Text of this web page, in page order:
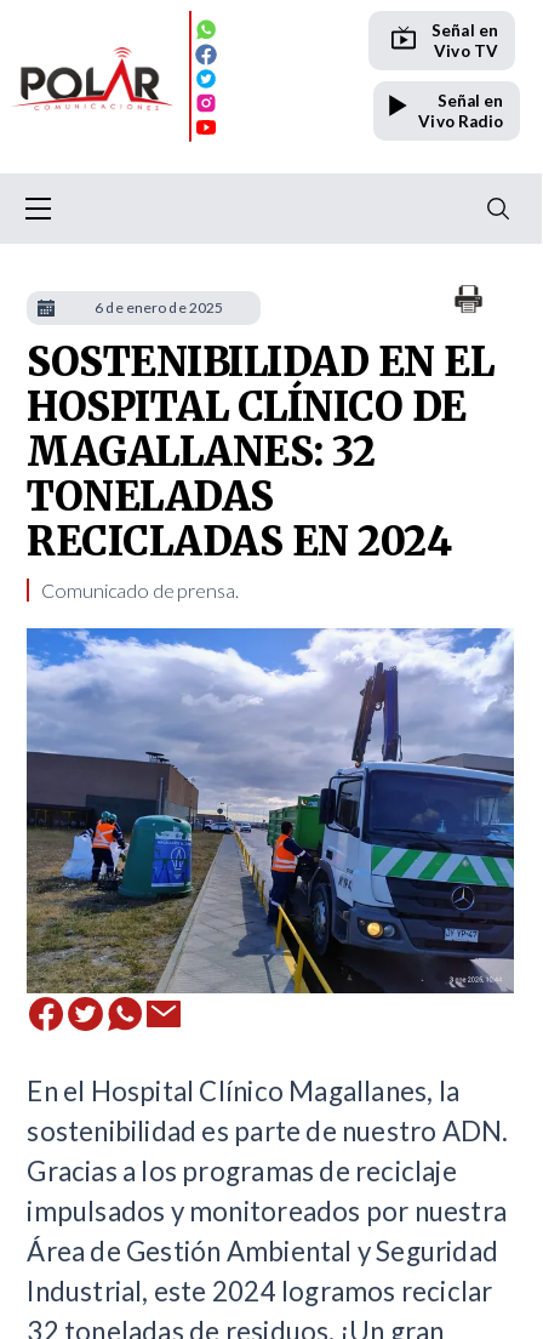
Señal en
Vivo TV
Señal en
Vivo Radio
SOSTENIBILIDAD EN EL
HOSPITAL CLÍNICO DE
MAGALLANES: 32
TONELADAS
RECICLADAS EN 2024
Comunicado de prensa.
En el Hospital Clínico Magallanes, la
sostenibilidad es parte de nuestro ADN.
Gracias a los programas de reciclaje
impulsados y monitoreados por nuestra
Área de Gestión Ambiental y Seguridad
Industrial, este 2024 logramos reciclar
32 toneladas de residuos. ¡Un gran
6 de enero de 2025